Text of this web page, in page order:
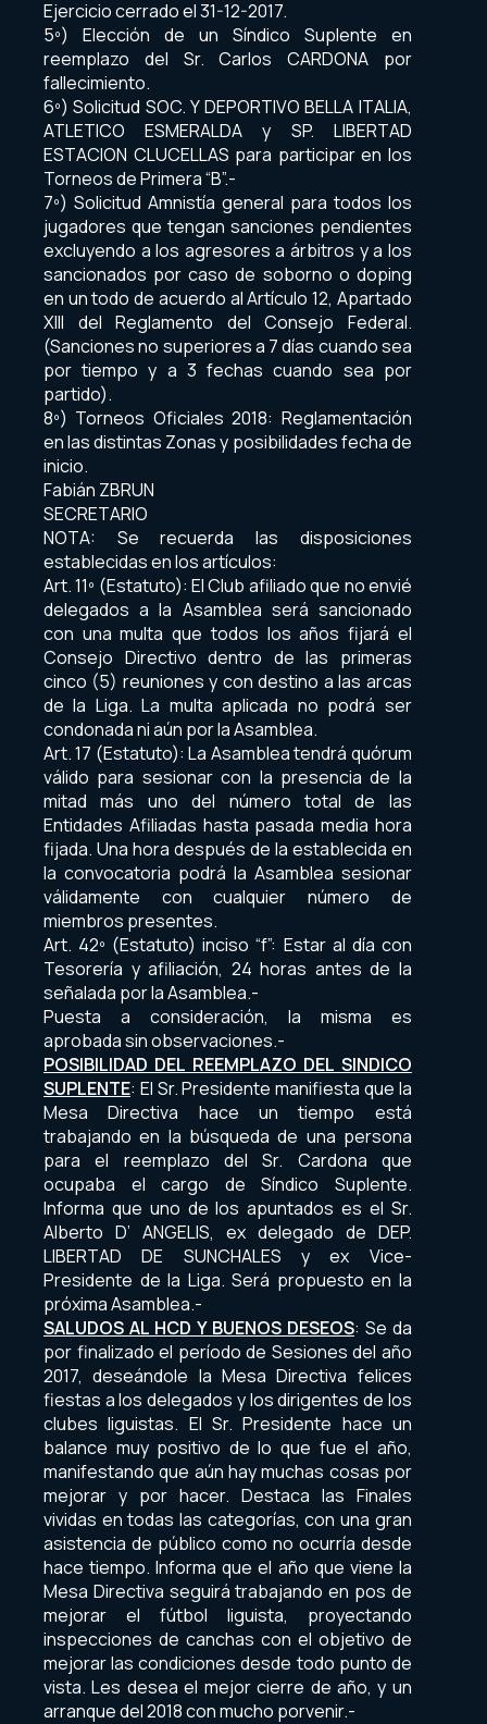
Ejercicio cerrado el 31-12-2017.
5º) Elección de un Síndico Suplente en
reemplazo del Sr. Carlos CARDONA por
fallecimiento.
6º) Solicitud SOC. Y DEPORTIVO BELLA ITALIA,
ATLETICO ESMERALDA y SP. LIBERTAD
ESTACION CLUCELLAS para participar en los
Torneos de Primera “B”.-
7º) Solicitud Amnistía general para todos los
jugadores que tengan sanciones pendientes
excluyendo a los agresores a árbitros y a los
sancionados por caso de soborno o doping
en un todo de acuerdo al Artículo 12, Apartado
XIII del Reglamento del Consejo Federal.
(Sanciones no superiores a 7 días cuando sea
por tiempo y a 3 fechas cuando sea por
partido).
8º) Torneos Oficiales 2018: Reglamentación
en las distintas Zonas y posibilidades fecha de
inicio.
Fabián ZBRUN
SECRETARIO
NOTA: Se recuerda las disposiciones
establecidas en los artículos:
Art. 11º (Estatuto): El Club afiliado que no envié
delegados a la Asamblea será sancionado
con una multa que todos los años fijará el
Consejo Directivo dentro de las primeras
cinco (5) reuniones y con destino a las arcas
de la Liga. La multa aplicada no podrá ser
condonada ni aún por la Asamblea.
Art. 17 (Estatuto): La Asamblea tendrá quórum
válido para sesionar con la presencia de la
mitad más uno del número total de las
Entidades Afiliadas hasta pasada media hora
fijada. Una hora después de la establecida en
la convocatoria podrá la Asamblea sesionar
válidamente con cualquier número de
miembros presentes.
Art. 42º (Estatuto) inciso “f”: Estar al día con
Tesorería y afiliación, 24 horas antes de la
señalada por la Asamblea.-
Puesta a consideración, la misma es
aprobada sin observaciones.-
POSIBILIDAD DEL REEMPLAZO DEL SINDICO
SUPLENTE: El Sr. Presidente manifiesta que la
Mesa Directiva hace un tiempo está
trabajando en la búsqueda de una persona
para el reemplazo del Sr. Cardona que
ocupaba el cargo de Síndico Suplente.
Informa que uno de los apuntados es el Sr.
Alberto D’ ANGELIS, ex delegado de DEP.
LIBERTAD DE SUNCHALES y ex Vice-
Presidente de la Liga. Será propuesto en la
próxima Asamblea.-
SALUDOS AL HCD Y BUENOS DESEOS: Se da
por finalizado el período de Sesiones del año
2017, deseándole la Mesa Directiva felices
fiestas a los delegados y los dirigentes de los
clubes liguistas. El Sr. Presidente hace un
balance muy positivo de lo que fue el año,
manifestando que aún hay muchas cosas por
mejorar y por hacer. Destaca las Finales
vividas en todas las categorías, con una gran
asistencia de público como no ocurría desde
hace tiempo. Informa que el año que viene la
Mesa Directiva seguirá trabajando en pos de
mejorar el fútbol liguista, proyectando
inspecciones de canchas con el objetivo de
mejorar las condiciones desde todo punto de
vista. Les desea el mejor cierre de año, y un
arranque del 2018 con mucho porvenir.-